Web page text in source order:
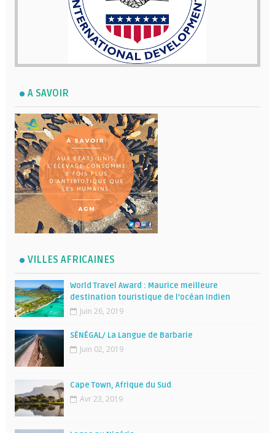
A SAVOIR
VILLES AFRICAINES
World Travel Award : Maurice meilleure
destination touristique de l’océan Indien
Juin 26, 2019
SÉNÉGAL/ La Langue de Barbarie
Juin 02, 2019
Cape Town, Afrique du Sud
Avr 23, 2019